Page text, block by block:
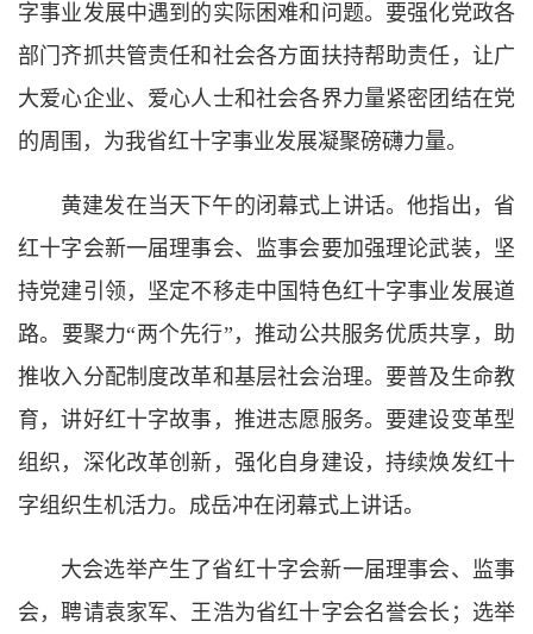
字事业发展中遇到的实际困难和问题。要强化党政各
部门齐抓共管责任和社会各方面扶持帮助责任，让广
大爱心企业、爱心人士和社会各界力量紧密团结在党
的周围，为我省红十字事业发展凝聚磅礴力量。
黄建发在当天下午的闭幕式上讲话。他指出，省
红十字会新一届理事会、监事会要加强理论武装，坚
持党建引领，坚定不移走中国特色红十字事业发展道
路。要聚力“两个先行”，推动公共服务优质共享，助
推收入分配制度改革和基层社会治理。要普及生命教
育，讲好红十字故事，推进志愿服务。要建设变革型
组织，深化改革创新，强化自身建设，持续焕发红十
字组织生机活力。成岳冲在闭幕式上讲话。
大会选举产生了省红十字会新一届理事会、监事
会，聘请袁家军、王浩为省红十字会名誉会长；选举